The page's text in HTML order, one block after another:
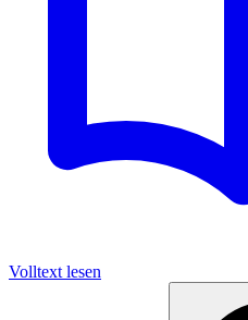
Volltext lesen